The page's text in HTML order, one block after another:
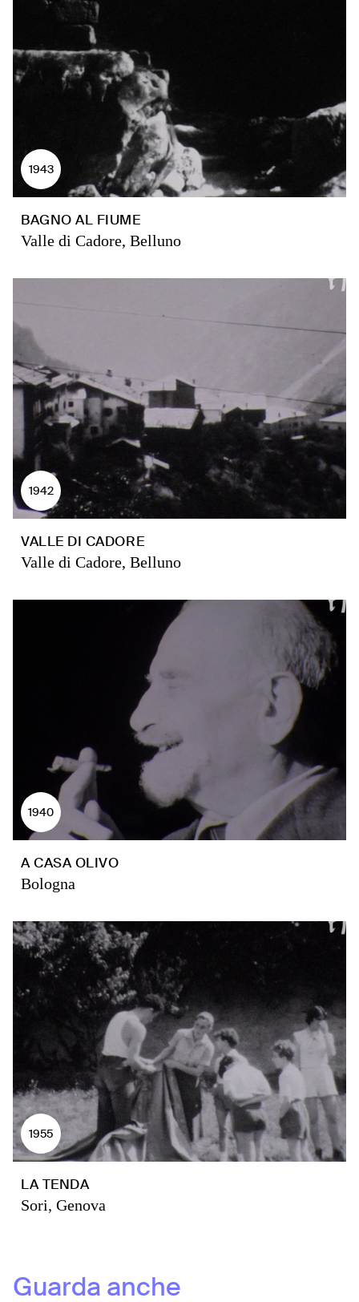
1943
BAGNO AL FIUME
Valle di Cadore, Belluno
1942
VALLE DI CADORE
Valle di Cadore, Belluno
1940
A CASA OLIVO
Bologna
1955
LA TENDA
Sori, Genova
Guarda anche